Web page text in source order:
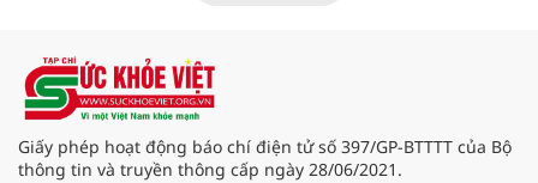
Giấy phép hoạt động báo chí điện tử số 397/GP-BTTTT của Bộ
thông tin và truyền thông cấp ngày 28/06/2021.